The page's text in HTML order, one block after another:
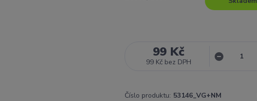
99 Kč
99 Kč bez DPH
Číslo produktu: 53146_VG+NM